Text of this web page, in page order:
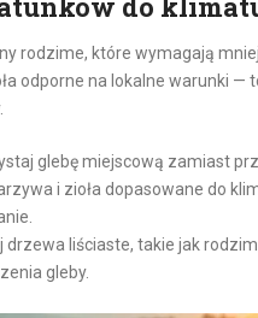
rodzime, które wymagają
odporne na lokalne warunki —
glebę miejscową zamiast
i zioła dopasowane do
drzewa liściaste, takie jak
gleby.